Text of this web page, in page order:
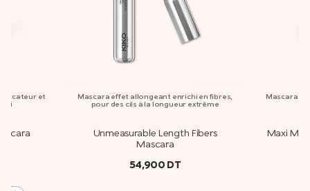
et
Mascara effet allongeant enrichi en fibres,
pour des cils à la longueur extrême
Unmeasurable Length Fibers
Mascara
54,900 DT
Mascara
Maxi